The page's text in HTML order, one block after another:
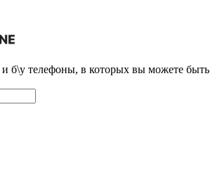
б\у телефоны, в которых вы можете быть